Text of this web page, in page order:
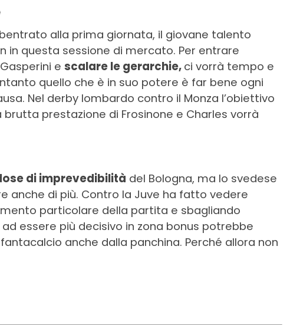
alla prima giornata, il giovane talento
in questa sessione di mercato. Per entrare
e scalare le gerarchie, ci vorrà tempo e
quello che è in suo potere è far bene ogni
Nel derby lombardo contro il Monza l’obiettivo
prestazione di Frosinone e Charles vorrà
di imprevedibilità del Bologna, ma lo svedese
anche di più. Contro la Juve ha fatto vedere
particolare della partita e sbagliando
essere più decisivo in zona bonus potrebbe
anche dalla panchina. Perché allora non